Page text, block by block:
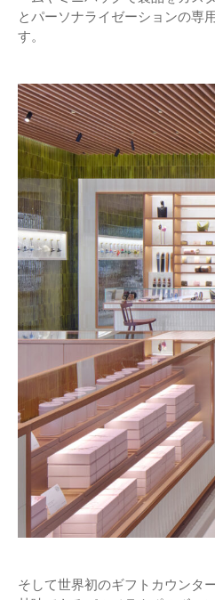
とパーソナライゼーションの専
す。
そして世界初のギフトカウンタ